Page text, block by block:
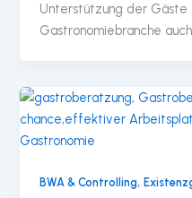
Unterstützung der Gäste
Gastronomiebranche
BWA & Controlling,